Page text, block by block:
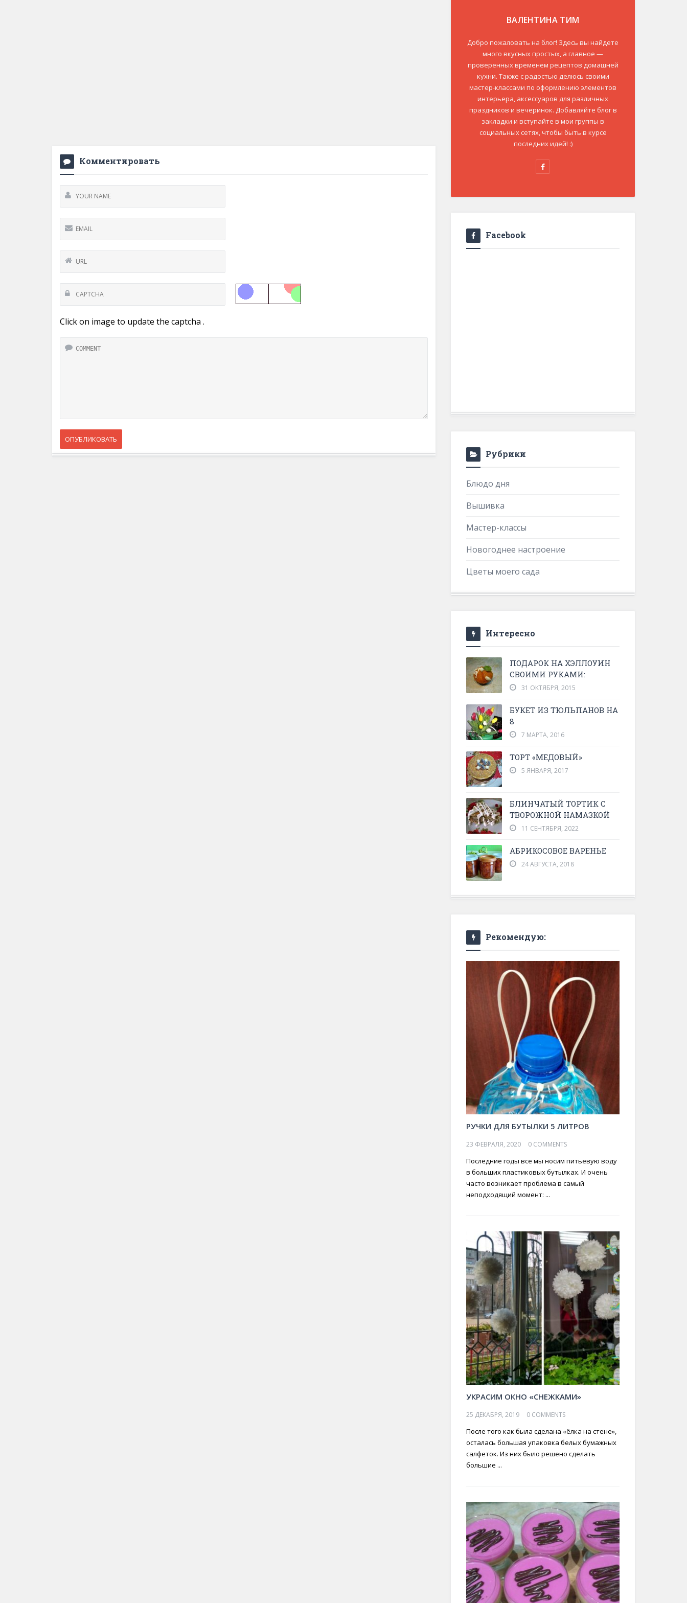
Комментировать
Click on image to update the captcha .
ВАЛЕНТИНА ТИМ
Добро пожаловать на блог! Здесь вы найдете
много вкусных простых, а главное —
проверенных временем рецептов домашней
кухни. Также с радостью делюсь своими
мастер-классами по оформлению элементов
интерьера, аксессуаров для различных
праздников и вечеринок. Добавляйте блог в
закладки и вступайте в мои группы в
социальных сетях, чтобы быть в курсе
последних идей! :)
Facebook
Рубрики
Блюдо дня
Вышивка
Мастер-классы
Новогоднее настроение
Цветы моего сада
Интересно
ПОДАРОК НА ХЭЛЛОУИН
СВОИМИ РУКАМИ:
31 ОКТЯБРЯ, 2015
БУКЕТ ИЗ ТЮЛЬПАНОВ НА
8
7 МАРТА, 2016
ТОРТ «МЕДОВЫЙ»
5 ЯНВАРЯ, 2017
БЛИНЧАТЫЙ ТОРТИК С
ТВОРОЖНОЙ НАМАЗКОЙ
11 СЕНТЯБРЯ, 2022
АБРИКОСОВОЕ ВАРЕНЬЕ
24 АВГУСТА, 2018
Рекомендую:
РУЧКИ ДЛЯ БУТЫЛКИ 5 ЛИТРОВ
23 ФЕВРАЛЯ, 2020 0 COMMENTS
Последние годы все мы носим питьевую воду
в больших пластиковых бутылках. И очень
часто возникает проблема в самый
неподходящий момент: ...
УКРАСИМ ОКНО «СНЕЖКАМИ»
25 ДЕКАБРЯ, 2019 0 COMMENTS
После того как была сделана «ёлка на стене»,
осталась большая упаковка белых бумажных
салфеток. Из них было решено сделать
большие ...